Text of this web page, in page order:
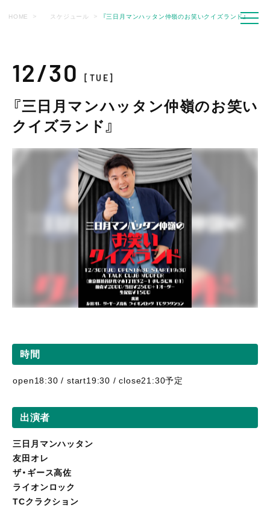
HOME スケジュール 『三日月マンハッタン仲嶺のお笑いクイズランド』
12/30[TUE]
『三日月マンハッタン仲嶺のお笑い
クイズランド』
時間
open18:30 / start19:30 / close21:30予定
出演者
三日月マンハッタン
友田オレ
ザ・ギース高佐
ライオンロック
TCクラクション